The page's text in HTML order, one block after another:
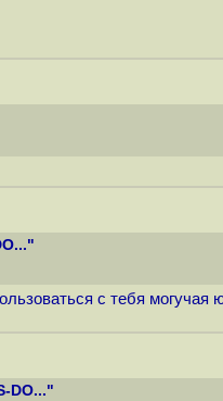
с тебя
DO..."